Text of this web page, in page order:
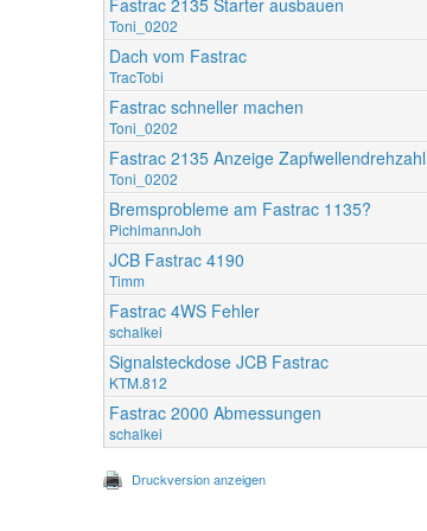
Fastrac 2135 Starter ausbauen
Toni_0202
Dach vom Fastrac
TracTobi
Fastrac schneller machen
Toni_0202
Fastrac 2135 Anzeige Zapfwellendrehzahl
Toni_0202
Bremsprobleme am Fastrac 1135?
PichlmannJoh
JCB Fastrac 4190
Timm
Fastrac 4WS Fehler
schalkei
Signalsteckdose JCB Fastrac
KTM.812
Fastrac 2000 Abmessungen
schalkei
Druckversion anzeigen